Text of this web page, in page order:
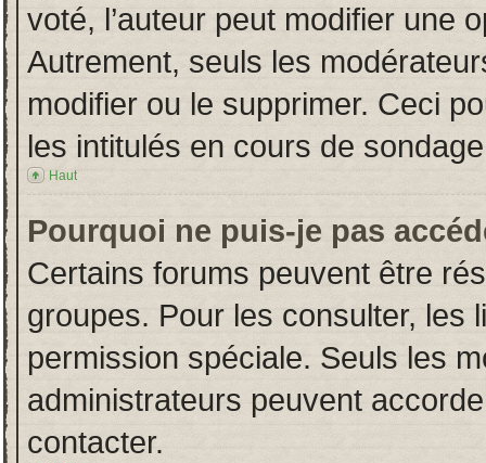
voté, l’auteur peut modifier une
Autrement, seuls les
modifier ou le supprimer. Ceci
les intitulés en cours de
Haut
Pourquoi ne puis-je pas
Certains forums peuvent être
groupes. Pour les consulter, les
permission spéciale. Seuls les
administrateurs peuvent
contacter.